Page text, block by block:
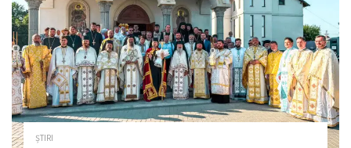
ȘTIRI